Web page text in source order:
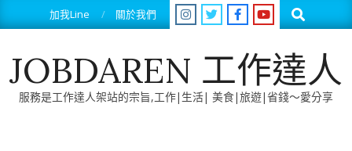
to
加我Line 關於我們 Search
JOBDAREN 工作達人
服務是工作達人架站的宗旨,工作|生活| 美食|旅遊|省錢～愛分享